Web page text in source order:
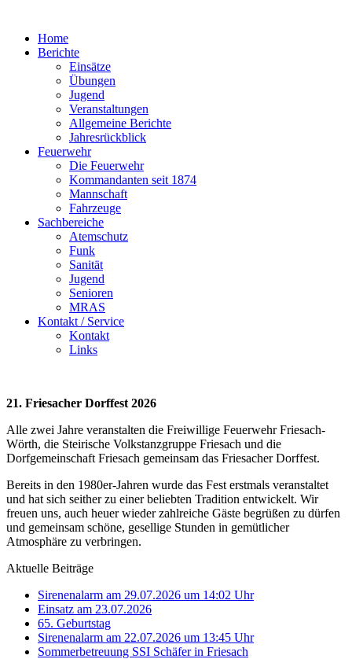
Home
Berichte
Einsätze
Übungen
Jugend
Veranstaltungen
Allgemeine Berichte
Jahresrückblick
Feuerwehr
Die Feuerwehr
Kommandanten seit 1874
Mannschaft
Fahrzeuge
Sachbereiche
Atemschutz
Funk
Sanität
Jugend
Senioren
MRAS
Kontakt / Service
Kontakt
Links
21. Friesacher Dorffest 2026
Alle zwei Jahre veranstalten die Freiwillige Feuerwehr Friesach-
Wörth, die Steirische Volkstanzgruppe Friesach und die
Dorfgemeinschaft Friesach gemeinsam das Friesacher Dorffest.
Bereits in den 1980er-Jahren wurde das Fest erstmals veranstaltet
und hat sich seither zu einer beliebten Tradition entwickelt. Wir
freuen uns, auch heuer wieder zahlreiche Gäste begrüßen zu dürfen
und gemeinsam schöne, gesellige Stunden in gemütlicher
Atmosphäre zu verbringen.
Aktuelle Beiträge
Sirenenalarm am 29.07.2026 um 14:02 Uhr
Einsatz am 23.07.2026
65. Geburtstag
Sirenenalarm am 22.07.2026 um 13:45 Uhr
Sommerbetreuung SSI Schäfer in Friesach